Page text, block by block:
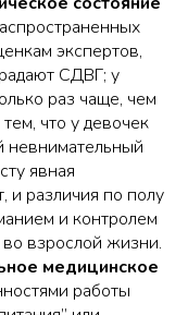
экспертов,
СДВГ; у
раз чаще, чем
что у девочек
невнимательный
явная
и различия по полу
и контролем
взрослой жизни.
медицинское
работы